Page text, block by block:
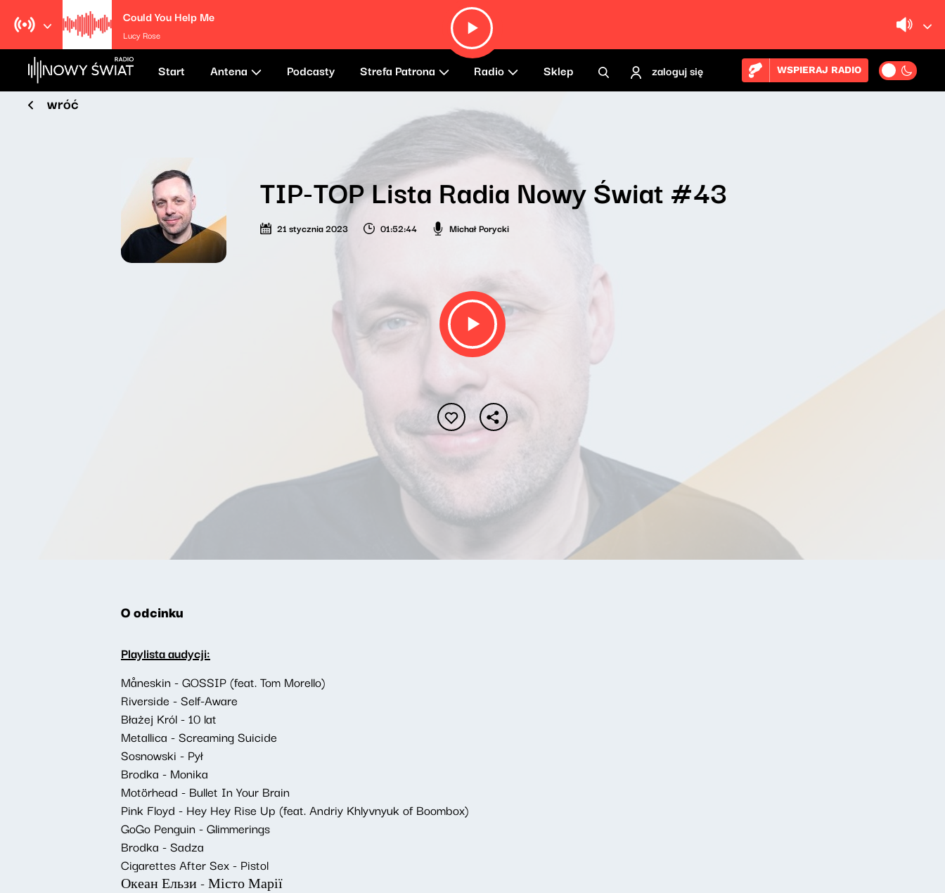
Could You Help Me
Lucy Rose
Start Antena Podcasty Strefa Patrona Radio Sklep zaloguj się WSPIERAJ RADIO
wróć
TIP-TOP Lista Radia Nowy Świat #43
21 stycznia 2023 01:52:44 Michał Porycki
O odcinku
Playlista audycji:
Måneskin - GOSSIP (feat. Tom Morello)
Riverside - Self-Aware
Błażej Król - 10 lat
Metallica - Screaming Suicide
Sosnowski - Pył
Brodka - Monika
Motörhead - Bullet In Your Brain
Pink Floyd - Hey Hey Rise Up (feat. Andriy Khlyvnyuk of Boombox)
GoGo Penguin - Glimmerings
Brodka - Sadza
Cigarettes After Sex - Pistol
Океан Ельзи - Місто Марії